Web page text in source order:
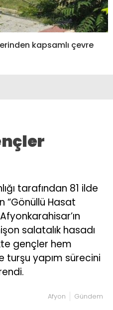
kapsamlı çevre
tarafından 81 ilde
“Gönüllü Hasat
salatalık hasadı
gençler hem
turşu yapım sürecini
Afyon Gündem